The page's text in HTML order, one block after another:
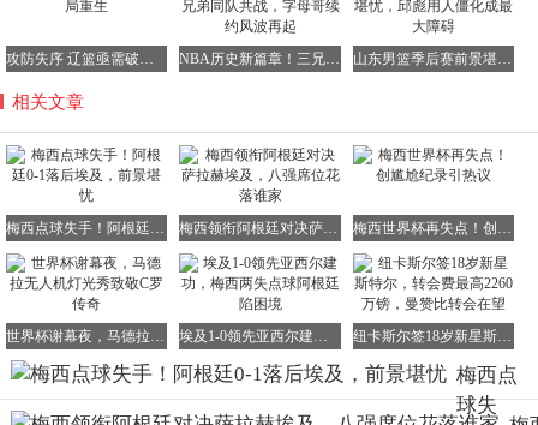
攻防失序 辽篮亟需破局重生 NBA历史新篇章！三兄弟同队共战，字母哥续约风波再起 山东男篮季后赛前景堪忧，邱彪用人僵化成最大障碍
相关文章
梅西点球失手！阿根廷0-1落后埃及，前景堪忧 梅西领衔阿根廷对决萨拉赫埃及，八强席位花落谁家 梅西世界杯再失点！创尴尬纪录引热议
世界杯谢幕夜，马德拉无人机灯光秀致敬C罗传奇 埃及1-0领先亚西尔建功，梅西两失点球阿根廷陷困境 纽卡斯尔签18岁新星斯特尔，转会费最高2260万镑，曼赞比转会在望
梅西点
球失